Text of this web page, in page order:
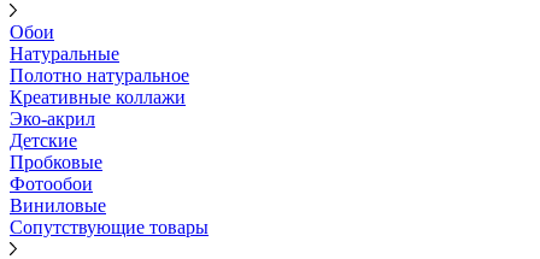
Обои
Натуральные
Полотно натуральное
Креативные коллажи
Эко-акрил
Детские
Пробковые
Фотообои
Виниловые
Сопутствующие товары